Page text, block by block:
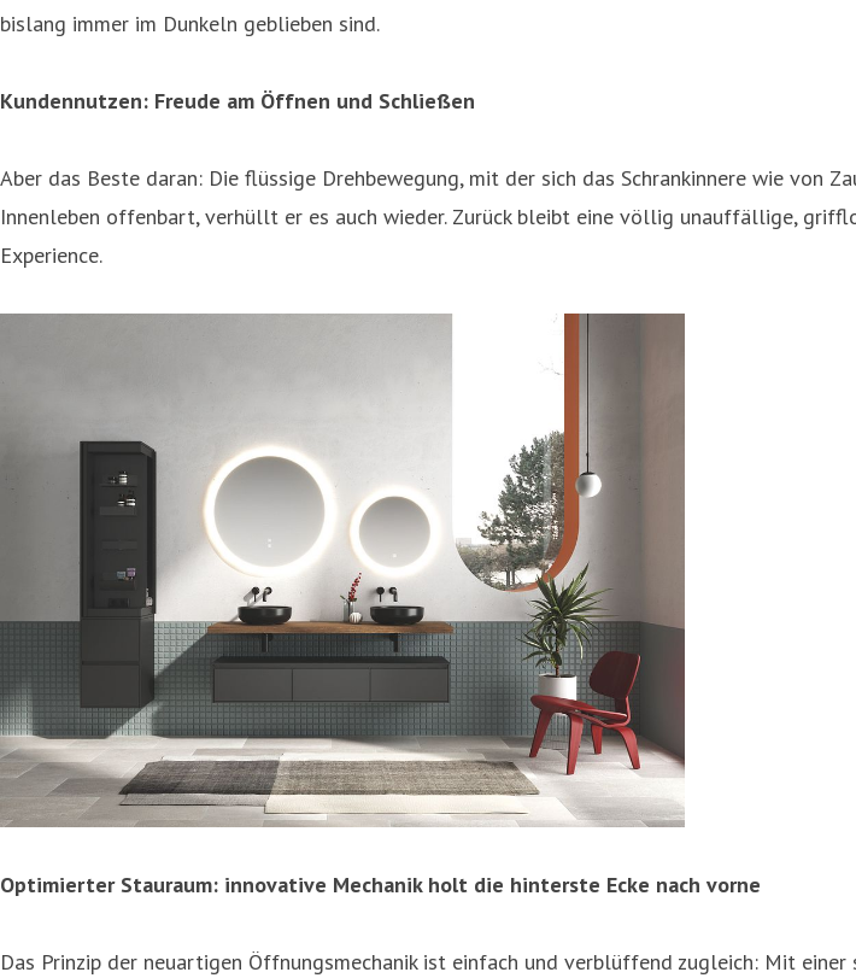
bislang immer im Dunkeln geblieben sind.
Kundennutzen: Freude am Öffnen und Schließen
Aber das Beste daran: Die flüssige Drehbewegung, mit der sich das Schrankinnere wie von
Innenleben offenbart, verhüllt er es auch wieder. Zurück bleibt eine völlig unauffällige,
Experience.
Optimierter Stauraum: innovative Mechanik holt die hinterste Ecke nach vorne
Das Prinzip der neuartigen Öffnungsmechanik ist einfach und verblüffend zugleich: Mit